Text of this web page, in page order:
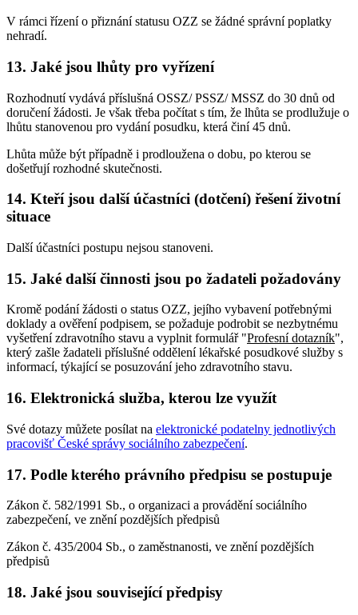
V rámci řízení o přiznání statusu OZZ se žádné správní poplatky
nehradí.
13. Jaké jsou lhůty pro vyřízení
Rozhodnutí vydává příslušná OSSZ/ PSSZ/ MSSZ do 30 dnů od
doručení žádosti. Je však třeba počítat s tím, že lhůta se prodlužuje o
lhůtu stanovenou pro vydání posudku, která činí 45 dnů.
Lhůta může být případně i prodloužena o dobu, po kterou se
došetřují rozhodné skutečnosti.
14. Kteří jsou další účastníci (dotčení) řešení životní
situace
Další účastníci postupu nejsou stanoveni.
15. Jaké další činnosti jsou po žadateli požadovány
Kromě podání žádosti o status OZZ, jejího vybavení potřebnými
doklady a ověření podpisem, se požaduje podrobit se nezbytnému
vyšetření zdravotního stavu a vyplnit formulář "Profesní dotazník",
který zašle žadateli příslušné oddělení lékařské posudkové služby s
informací, týkající se posuzování jeho zdravotního stavu.
16. Elektronická služba, kterou lze využít
Své dotazy můžete posílat na elektronické podatelny jednotlivých
pracovišť České správy sociálního zabezpečení.
17. Podle kterého právního předpisu se postupuje
Zákon č. 582/1991 Sb., o organizaci a provádění sociálního
zabezpečení, ve znění pozdějších předpisů
Zákon č. 435/2004 Sb., o zaměstnanosti, ve znění pozdějších
předpisů
18. Jaké jsou související předpisy